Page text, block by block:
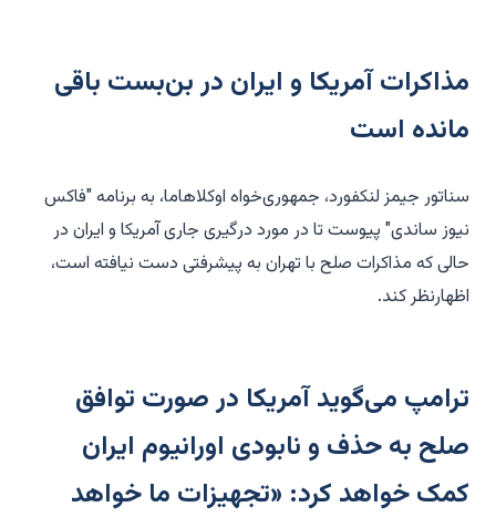
مذاکرات آمریکا و ایران در بن‌بست باقی
مانده است
سناتور جیمز لنکفورد، جمهوری‌خواه اوکلاهاما، به برنامه "فاکس
نیوز ساندی" پیوست تا در مورد درگیری جاری آمریکا و ایران در
حالی که مذاکرات صلح با تهران به پیشرفتی دست نیافته است،
اظهارنظر کند.
ترامپ می‌گوید آمریکا در صورت توافق
صلح به حذف و نابودی اورانیوم ایران
کمک خواهد کرد: «تجهیزات ما خواهد